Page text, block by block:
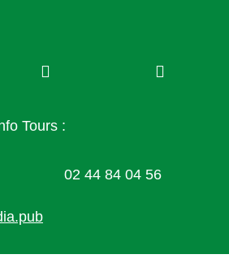
Tours :
02 44 84 04 56